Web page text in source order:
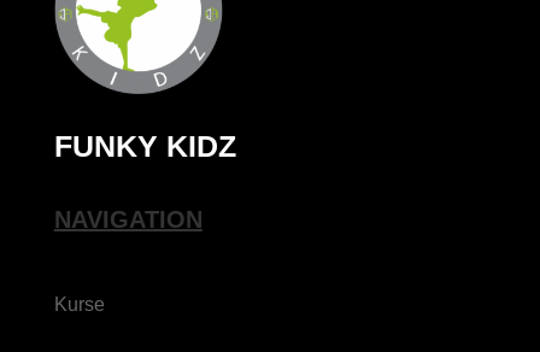
FUNKY KIDZ
NAVIGATION
Kurse